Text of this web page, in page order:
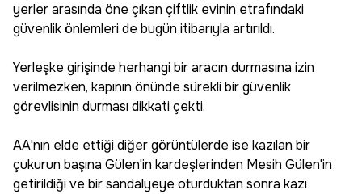
yerler arasında öne çıkan çiftlik evinin etrafındaki
güvenlik önlemleri de bugün itibarıyla artırıldı.
Yerleşke girişinde herhangi bir aracın durmasına izin
verilmezken, kapının önünde sürekli bir güvenlik
görevlisinin durması dikkati çekti.
AA'nın elde ettiği diğer görüntülerde ise kazılan bir
çukurun başına Gülen'in kardeşlerinden Mesih Gülen'in
getirildiği ve bir sandalyeye oturduktan sonra kazı